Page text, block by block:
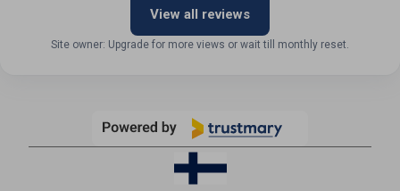
View all reviews
Site owner: Upgrade for more views or wait till monthly reset.